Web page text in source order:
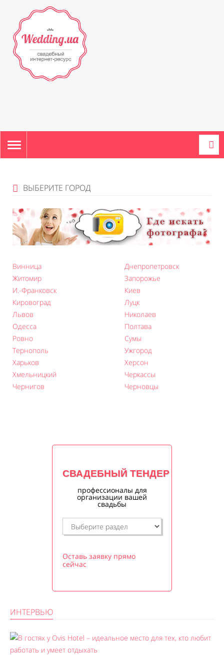
TOGGLE
NAVIGATION
ВЫБЕРИТЕ ГОРОД
Винница
Днепропетровск
Житомир
Запорожье
И.-Франковск
Киев
Кировоград
Луцк
Львов
Николаев
Одесса
Полтава
Ровно
Сумы
Тернополь
Ужгород
Харьков
Херсон
Хмельницкий
Черкаcсы
Чернигов
Черновцы
СВАДЕБНЫЙ ТЕНДЕР
профессионалы для
организации вашей
свадьбы
Оставь заявку прямо
сейчас
ИНТЕРВЬЮ